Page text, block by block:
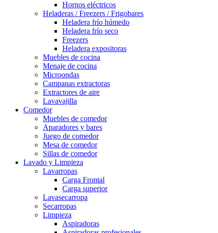
Hornos eléctricos
Heladeras / Freezers / Frigobares
Heladera frío húmedo
Heladera frío seco
Freezers
Heladera expositoras
Muebles de cocina
Menaje de cocina
Microondas
Campanas extractoras
Extractores de aire
Lavavajilla
Comedor
Muebles de comedor
Aparadores y bares
Juego de comedor
Mesa de comedor
Sillas de comedor
Lavado y Limpieza
Lavarropas
Carga Frontal
Carga superior
Lavasecarropa
Secarropas
Limpieza
Aspiradoras